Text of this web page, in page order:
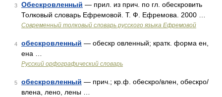
3 Обескровленный — прил. из прич. по гл. обескровить
Толковый словарь Ефремовой. Т. Ф. Ефремова. 2000 …
Современный толковый словарь русского языка Ефремовой
4 обескровленный — обескр овленный; кратк. форма ен,
ена …
Русский орфографический словарь
5 обескровленный — прич.; кр.ф. обескро/влен, обескро/
влена, лено, лены …